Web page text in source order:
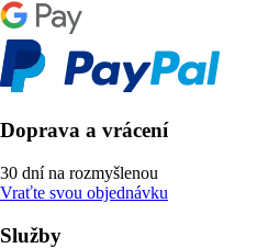
Doprava a vrácení
30 dní na rozmyšlenou
Vraťte svou objednávku
Služby